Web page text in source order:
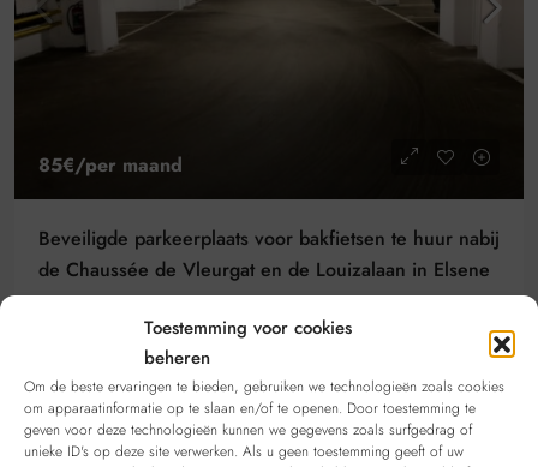
Toestemming voor cookies
beheren
Om de beste ervaringen te bieden, gebruiken we technologieën zoals cookies
om apparaatinformatie op te slaan en/of te openen. Door toestemming te
geven voor deze technologieën kunnen we gegevens zoals surfgedrag of
unieke ID's op deze site verwerken. Als u geen toestemming geeft of uw
85€/per maand
Beveiligde parkeerplaats voor bakfietsen te huur nabij
de Chaussée de Vleurgat en de Louizalaan in Elsene
FIETSENSTALLING
TE HUUR